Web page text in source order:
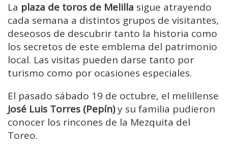
La plaza de toros de Melilla sigue atrayendo
cada semana a distintos grupos de visitantes,
deseosos de descubrir tanto la historia como
los secretos de este emblema del patrimonio
local. Las visitas pueden darse tanto por
turismo como por ocasiones especiales.
El pasado sábado 19 de octubre, el melillense
José Luis Torres (Pepín)y su familia pudieron
conocer los rincones de la Mezquita del
Toreo.